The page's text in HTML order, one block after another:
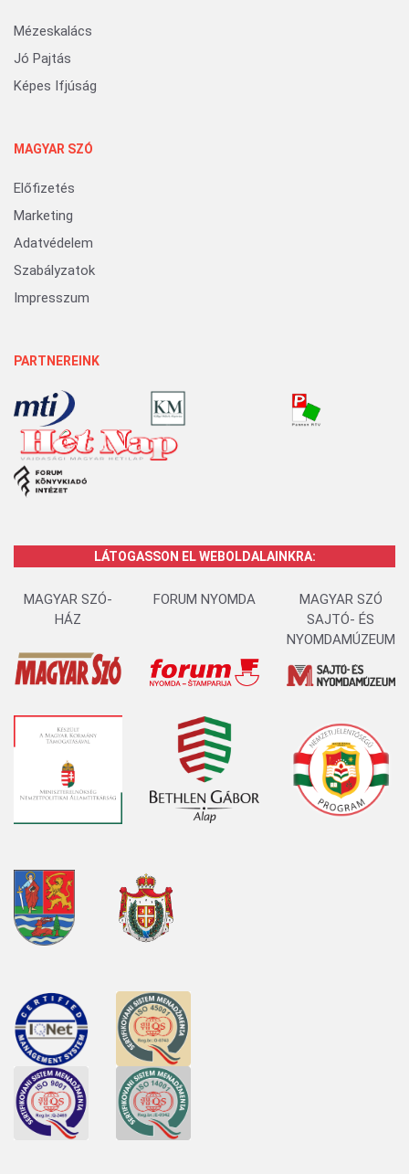
Mézeskalács
Jó Pajtás
Képes Ifjúság
MAGYAR SZÓ
Előfizetés
Marketing
Adatvédelem
Szabályzatok
Impresszum
PARTNEREINK
LÁTOGASSON EL WEBOLDALAINKRA:
MAGYAR SZÓ-
HÁZ
FORUM NYOMDA
MAGYAR SZÓ
SAJTÓ- ÉS
NYOMDAMÚZEUM